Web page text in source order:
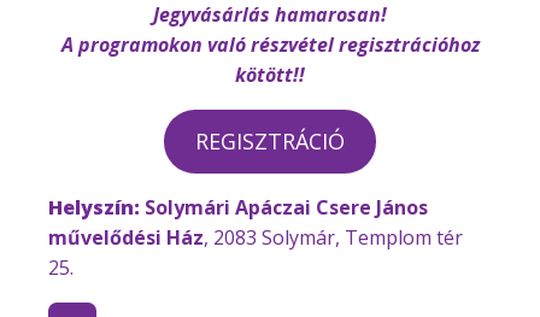
Jegyvásárlás hamarosan!
A programokon való részvétel regisztrációhoz
kötött!!
REGISZTRÁCIÓ
Helyszín: Solymári Apáczai Csere János
művelődési Ház, 2083 Solymár, Templom tér
25.